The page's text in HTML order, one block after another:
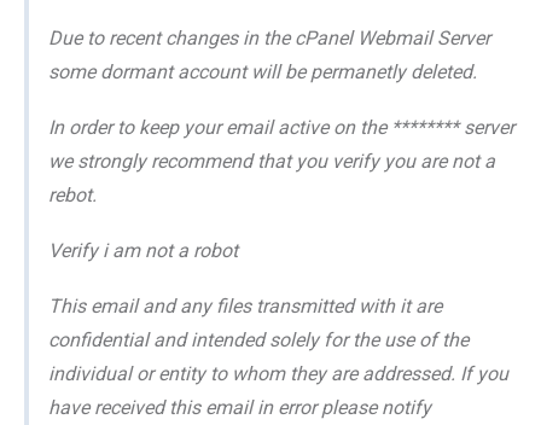
Due to recent changes in the cPanel Webmail Server
some dormant account will be permanetly deleted.
In order to keep your email active on the ******** server
we strongly recommend that you verify you are not a
rebot.
Verify i am not a robot
This email and any files transmitted with it are
confidential and intended solely for the use of the
individual or entity to whom they are addressed. If you
have received this email in error please notify